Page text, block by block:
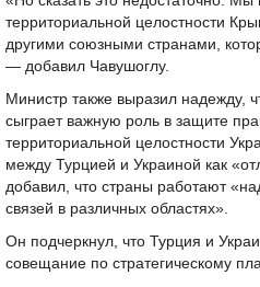
территориальной целостности
другими союзными странами,
— добавил Чавушоглу.
Министр также выразил надежду,
сыграет важную роль в защите
территориальной целостности
между Турцией и Украиной как
добавил, что страны работают
связей в различных областях».
Он подчеркнул, что Турция и
совещание по стратегическому